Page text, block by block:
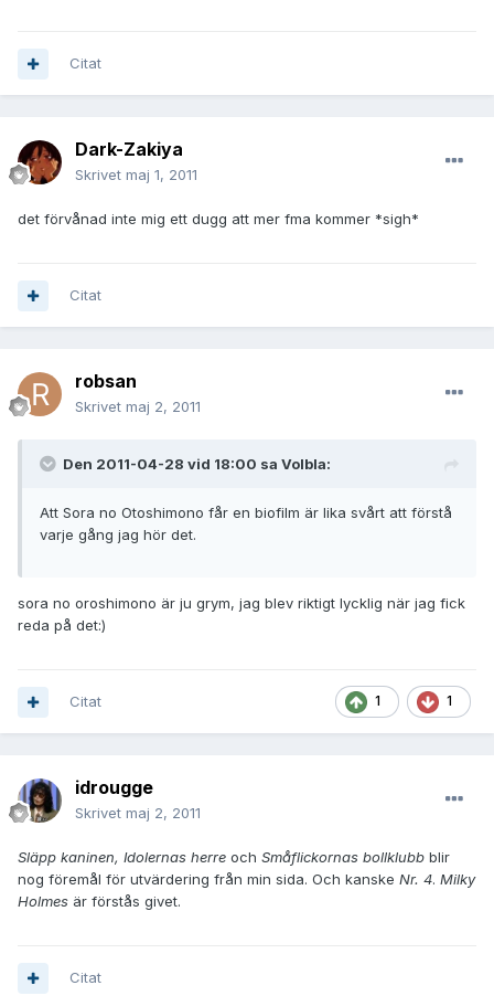
Citat
Dark-Zakiya
Skrivet maj 1, 2011
det förvånad inte mig ett dugg att mer fma kommer *sigh*
Citat
robsan
Skrivet maj 2, 2011
Den 2011-04-28 vid 18:00 sa Volbla:
Att Sora no Otoshimono får en biofilm är lika svårt att förstå
varje gång jag hör det.
sora no oroshimono är ju grym, jag blev riktigt lycklig när jag fick
reda på det:)
1 1
Citat
idrougge
Skrivet maj 2, 2011
Släpp kaninen, Idolernas herre och Småflickornas bollklubb blir
nog föremål för utvärdering från min sida. Och kanske Nr. 4. Milky
Holmes är förstås givet.
Citat